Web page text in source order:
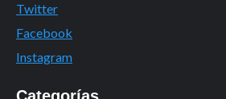
Twitter
Facebook
Instagram